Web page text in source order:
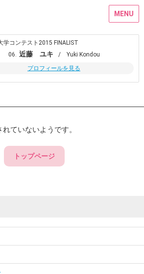
MENU
学コンテスト2015 FINALIST
06. 近藤 ユキ
/ Yuki Kondou
プロフィールを見る
ていないようです。
トップページ